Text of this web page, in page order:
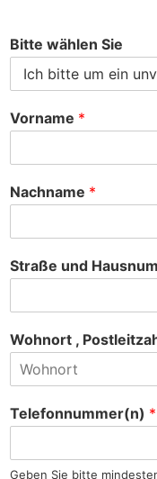
Bitte wählen Sie
Vorname *
Nachname *
Straße und
Wohnort ,
o
m
Telefonnummer(n) *
Geben Sie bitte